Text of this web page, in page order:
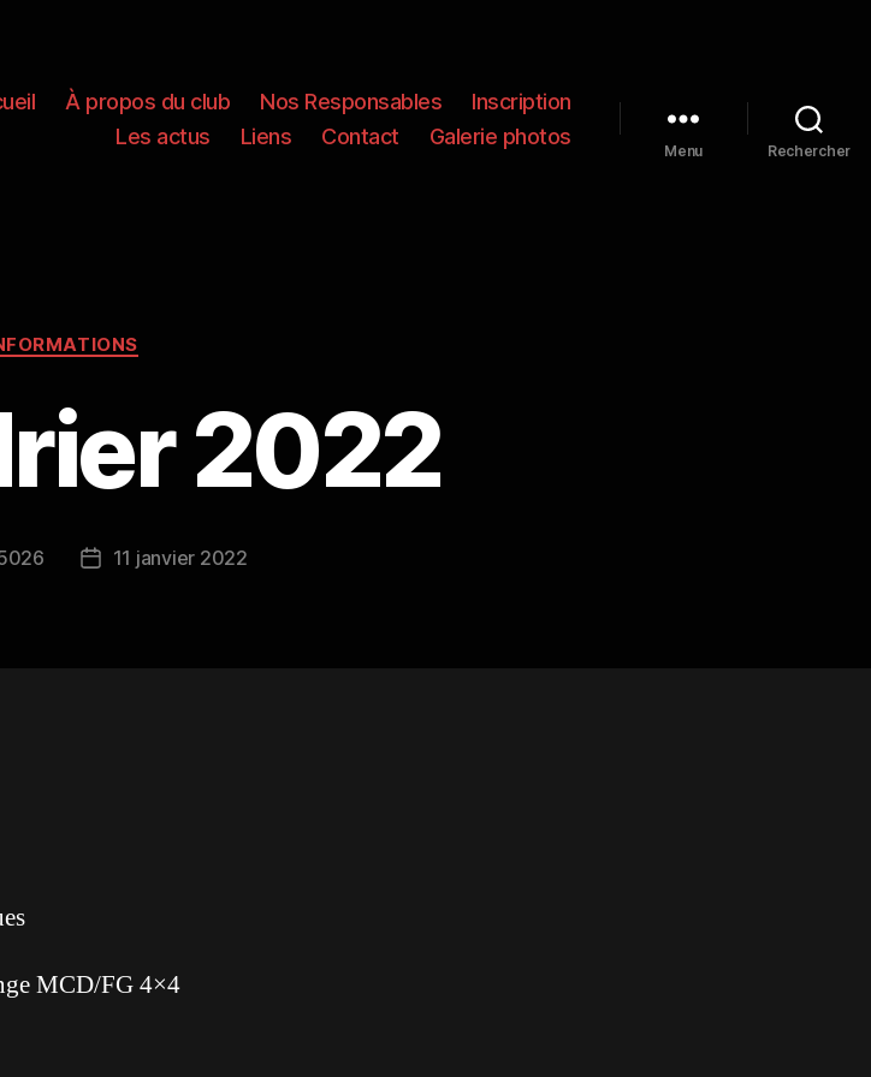
À propos du club Nos Responsables
Inscription
Les actus
Liens Contact Galerie photos
Menu Rechercher
Catégories
2022
Date11 janvier 2022
MCD/FG 4×4